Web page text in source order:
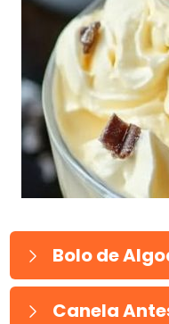
Bolo de
Canela